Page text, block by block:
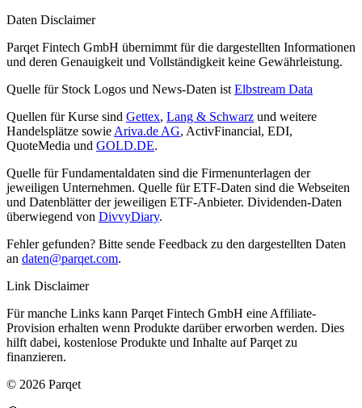
Daten Disclaimer
Parqet Fintech GmbH übernimmt für die dargestellten Informationen
und deren Genauigkeit und Vollständigkeit keine Gewährleistung.
Quelle für Stock Logos und News-Daten ist Elbstream Data
Quellen für Kurse sind Gettex, Lang & Schwarz und weitere
Handelsplätze sowie Ariva.de AG, ActivFinancial, EDI,
QuoteMedia und GOLD.DE.
Quelle für Fundamentaldaten sind die Firmenunterlagen der
jeweiligen Unternehmen. Quelle für ETF-Daten sind die Webseiten
und Datenblätter der jeweiligen ETF-Anbieter. Dividenden-Daten
überwiegend von DivvyDiary.
Fehler gefunden? Bitte sende Feedback zu den dargestellten Daten
an daten@parqet.com.
Link Disclaimer
Für manche Links kann Parqet Fintech GmbH eine Affiliate-
Provision erhalten wenn Produkte darüber erworben werden. Dies
hilft dabei, kostenlose Produkte und Inhalte auf Parqet zu
finanzieren.
© 2026 Parqet